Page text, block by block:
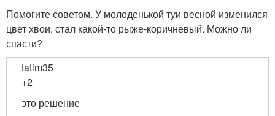
Помогите советом. У молоденькой туи весной изменился
цвет хвои, стал какой-то рыже-коричневый. Можно ли
спасти?
tatim35
+2
это решение